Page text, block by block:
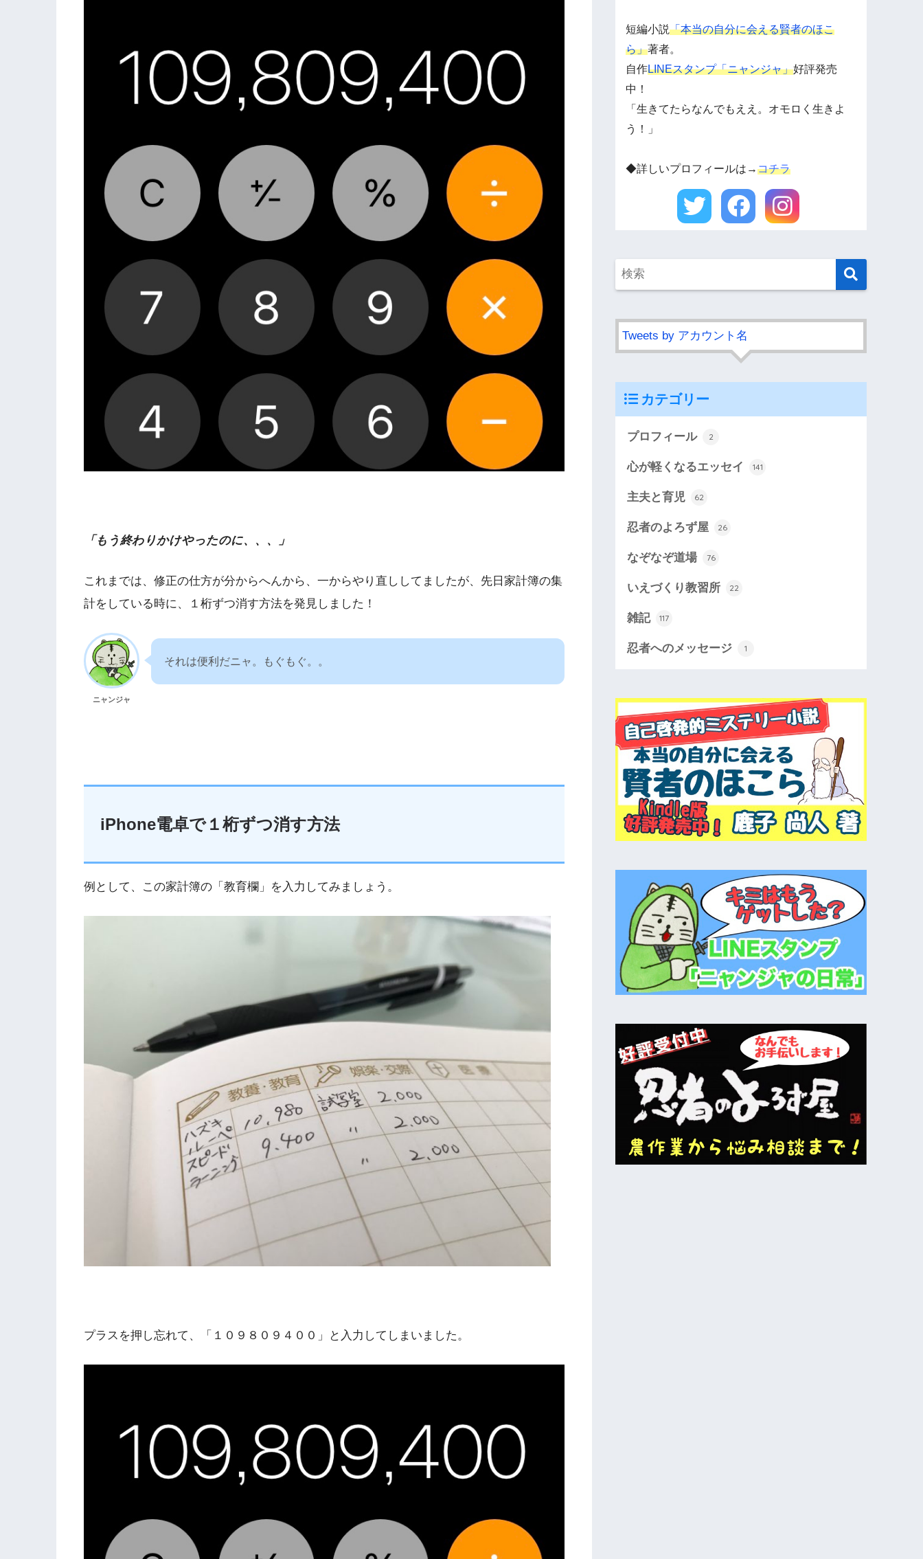
「もう終わりかけやったのに、、、」
これまでは、修正の仕方が分からへんから、一からやり直ししてましたが、先日家計簿の集
計をしている時に、１桁ずつ消す方法を発見しました！
ニャンジャ
それは便利だニャ。もぐもぐ。。
iPhone電卓で１桁ずつ消す方法
例として、この家計簿の「教育欄」を入力してみましょう。
プラスを押し忘れて、「１０９８０９４００」と入力してしまいました。
短編小説「本当の自分に会える賢者のほこ
ら」著者。
自作LINEスタンプ「ニャンジャ」好評発売
中！
「生きてたらなんでもええ。オモロく生きよ
う！」
◆詳しいプロフィールは→コチラ
Tweets by アカウント名
カテゴリー
プロフィール 2
心が軽くなるエッセイ 141
主夫と育児 62
忍者のよろず屋 26
なぞなぞ道場 76
いえづくり教習所 22
雑記 117
忍者へのメッセージ 1